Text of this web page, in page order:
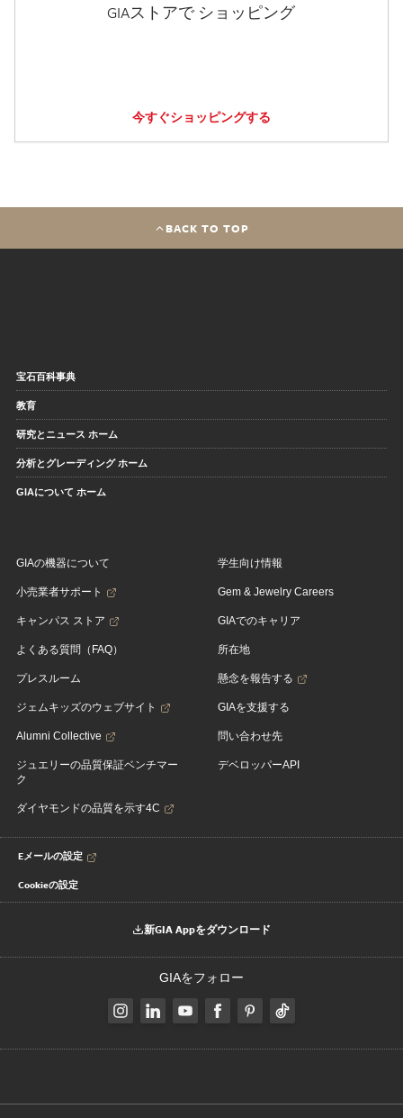
GIAストアで ショッピング
今すぐショッピングする
BACK TO TOP
宝石百科事典
教育
研究とニュース ホーム
分析とグレーディング ホーム
GIAについて ホーム
GIAの機器について
小売業者サポート
キャンパス ストア
よくある質問（FAQ）
プレスルーム
ジェムキッズのウェブサイト
Alumni Collective
ジュエリーの品質保証ベンチマー
ク
ダイヤモンドの品質を示す4C
学生向け情報
Gem & Jewelry Careers
GIAでのキャリア
所在地
懸念を報告する
GIAを支援する
問い合わせ先
デベロッパーAPI
Eメールの設定
Cookieの設定
新GIA Appをダウンロード
GIAをフォロー